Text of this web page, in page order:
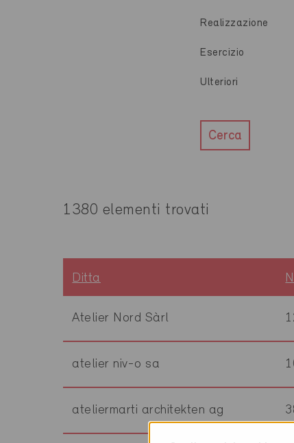
Realizzazione
Esercizio
Ulteriori
Cerca
1380 elementi trovati
Ditta
Atelier Nord Sàrl
atelier niv-o sa
ateliermarti architekten ag